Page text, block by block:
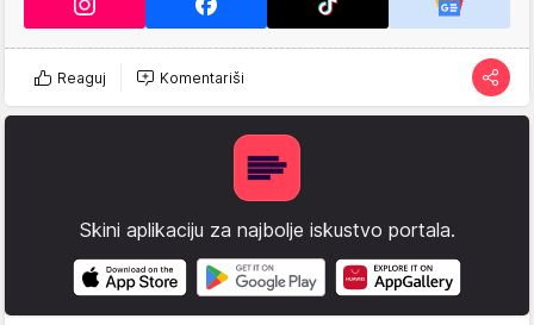
Reaguj Komentariši
Skini aplikaciju za najbolje iskustvo portala.